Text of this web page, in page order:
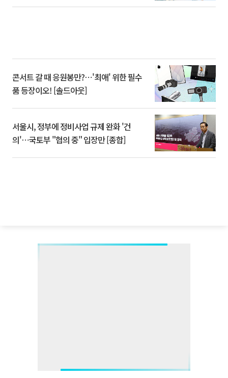
콘서트 갈 때 응원봉만?⋯'최애' 위한 필수
품 등장이오! [솔드아웃]
서울시, 정부에 정비사업 규제 완화 '건
의'⋯국토부 "협의 중" 입장만 [종합]